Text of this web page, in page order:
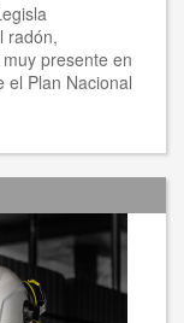
radón,
presente en
el Plan Nacional